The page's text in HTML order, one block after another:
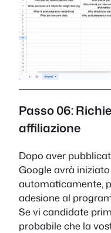
Passo 06:
affiliazione
Dopo aver
Google avrà
automaticamente,
adesione al
Se vi candidate
probabile che la